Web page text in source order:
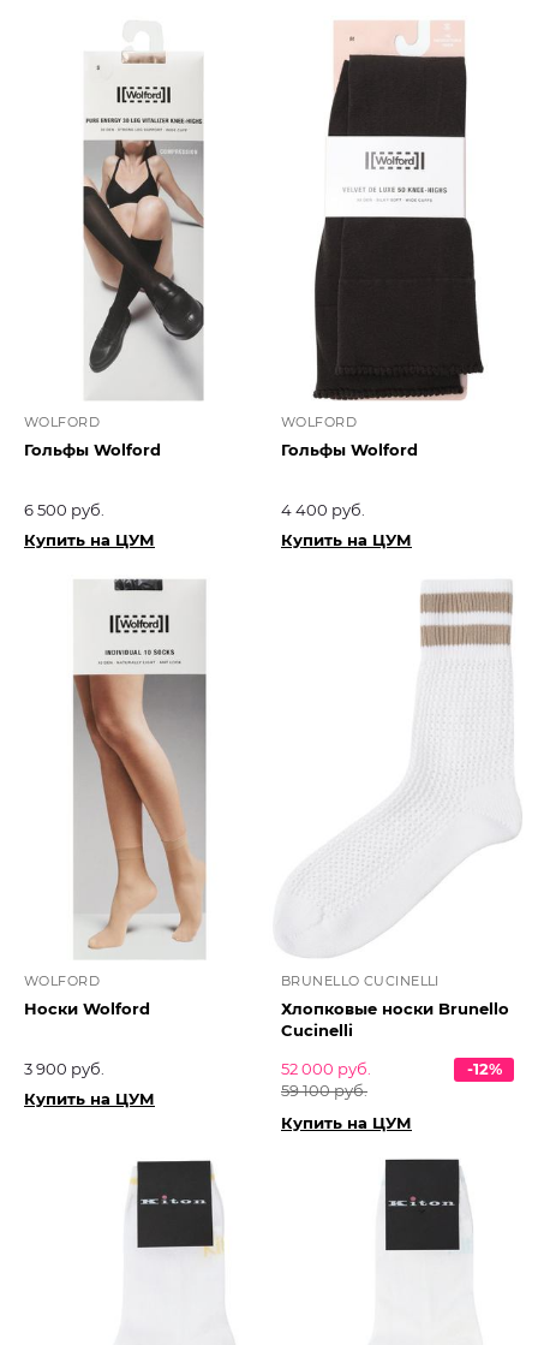
WOLFORD
Гольфы Wolford
6 500 руб.
Купить на ЦУМ
WOLFORD
Гольфы Wolford
4 400 руб.
Купить на ЦУМ
WOLFORD
Носки Wolford
3 900 руб.
Купить на ЦУМ
BRUNELLO CUCINELLI
Хлопковые носки Brunello
Cucinelli
52 000 руб.
59 100 руб.
-12%
Купить на ЦУМ